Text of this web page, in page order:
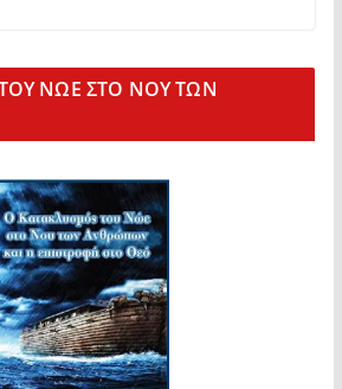
ΝΩΕ ΣΤΟ ΝΟΥ ΤΩΝ